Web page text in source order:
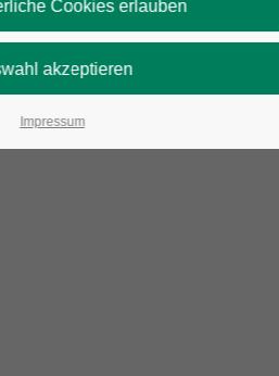
Impressum